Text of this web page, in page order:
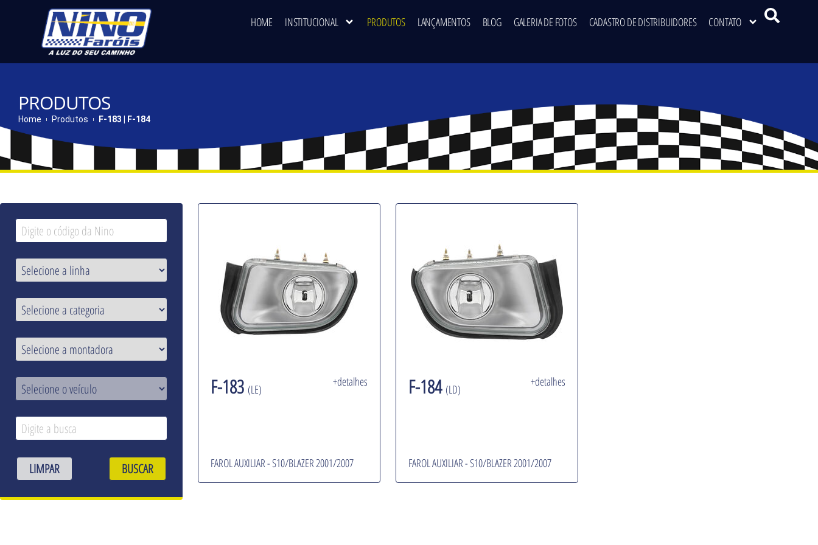
HOME INSTITUCIONAL PRODUTOS LANÇAMENTOS BLOG GALERIA DE FOTOS CADASTRO DE DISTRIBUIDORES CONTATO
PRODUTOS
Home Produtos F-183 | F-184
LIMPAR BUSCAR
F-183 (LE)
+detalhes
FAROL AUXILIAR - S10/BLAZER 2001/2007
F-184 (LD)
+detalhes
FAROL AUXILIAR - S10/BLAZER 2001/2007